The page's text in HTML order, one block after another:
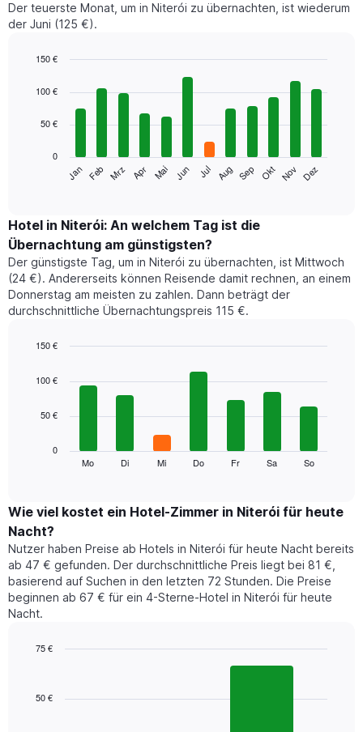
Der teuerste Monat, um in Niterói zu übernachten, ist wiederum
der Juni (125 €).
chart
bars.
folgende
den
durchschnittlichen
Zimmerpreis
im
jeweiligen
Monat
an.
Diagramm
die
Monate
hat
1
Y-
Achse,
die
den
durchschnittlichen
Zimmerpreis
graphic.
Jan Feb Mrz Apr Mai Jun Jul Aug Sep Okt Nov Dez
0
50 €
100 €
150 €
Hotel in Niterói: An welchem Tag ist die
Übernachtung am günstigsten?
Der günstigste Tag, um in Niterói zu übernachten, ist Mittwoch
(24 €). Andererseits können Reisende damit rechnen, an einem
Donnerstag am meisten zu zahlen. Dann beträgt der
durchschnittliche Übernachtungspreis 115 €.
chart
bars.
den
durchschnittlichen
Preis
eines
Zimmers
für
den
jeweiligen
Das
Mo Di Mi Do Fr Sa So
0
50 €
100 €
150 €
Wie viel kostet ein Hotel-Zimmer in Niterói für heute
Nacht?
Nutzer haben Preise ab Hotels in Niterói für heute Nacht bereits
ab 47 € gefunden. Der durchschnittliche Preis liegt bei 81 €,
basierend auf Suchen in den letzten 72 Stunden. Die Preise
beginnen ab 67 € für ein 4-Sterne-Hotel in Niterói für heute
Nacht.
with
50 €
75 €